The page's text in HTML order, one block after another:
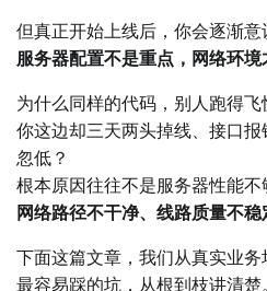
但真正开始上线后，你会逐渐意
服务器配置不是重点，网络环境
为什么同样的代码，别人跑得飞
你这边却三天两头掉线、接口
忽低？
根本原因往往不是服务器性能不
网络路径不干净、线路质量不稳
下面这篇文章，我们从真实业务
最容易踩的坑，从根到枝讲清楚